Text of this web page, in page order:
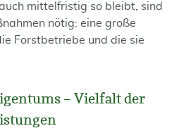
mittelfristig so bleibt, sind
nötig: eine große
Forstbetriebe und die sie
– Vielfalt der